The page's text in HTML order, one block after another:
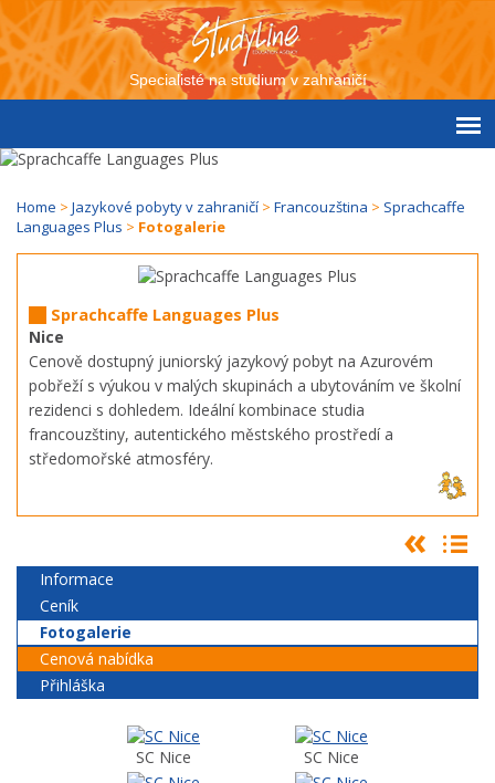
Specialisté na studium v zahraničí
Home > Jazykové pobyty v zahraničí > Francouzština > Sprachcaffe
Languages Plus > Fotogalerie
Sprachcaffe Languages Plus
Nice
Cenově dostupný juniorský jazykový pobyt na Azurovém
pobřeží s výukou v malých skupinách a ubytováním ve školní
rezidenci s dohledem. Ideální kombinace studia
francouzštiny, autentického městského prostředí a
středomořské atmosféry.
Informace
Ceník
Fotogalerie
Cenová nabídka
Přihláška
SC Nice SC Nice